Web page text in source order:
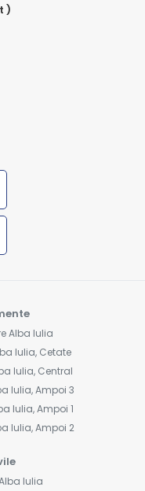
)
Alba Iulia
Iulia, Cetate
Iulia, Central
Iulia, Ampoi 3
Iulia, Ampoi 1
Iulia, Ampoi 2
Iulia